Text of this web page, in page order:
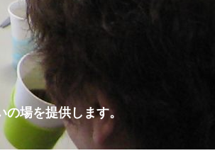
の場を提供します。